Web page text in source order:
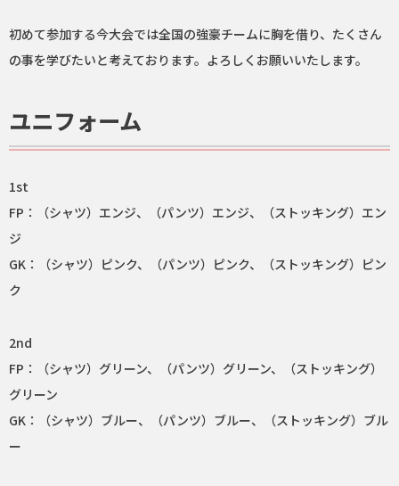
初めて参加する今大会では全国の強豪チームに胸を借り、たくさん
の事を学びたいと考えております。よろしくお願いいたします。
ユニフォーム
1st
FP：（シャツ）エンジ、（パンツ）エンジ、（ストッキング）エン
ジ
GK：（シャツ）ピンク、（パンツ）ピンク、（ストッキング）ピン
ク
2nd
FP：（シャツ）グリーン、（パンツ）グリーン、（ストッキング）
グリーン
GK：（シャツ）ブルー、（パンツ）ブルー、（ストッキング）ブル
ー